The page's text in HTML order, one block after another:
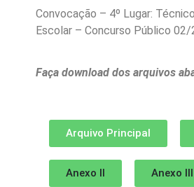
Convocação – 4º Lugar:
Escolar – Concurso Público 02/
Faça download dos arquivos
Arquivo Principal
Anexo II Anexo III